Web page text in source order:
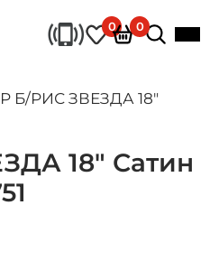
0 0
Р Б/РИС ЗВЕЗДА 18"
18" Сатин